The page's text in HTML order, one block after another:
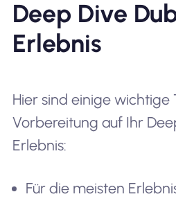
Deep Dive
Erlebnis
Hier sind einige wichtige
Vorbereitung auf Ihr
Erlebnis:
Für die meisten